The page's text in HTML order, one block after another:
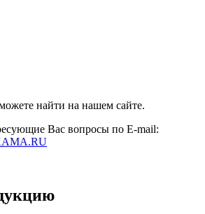
найти на нашем сайте.
Вас вопросы по E-mail: